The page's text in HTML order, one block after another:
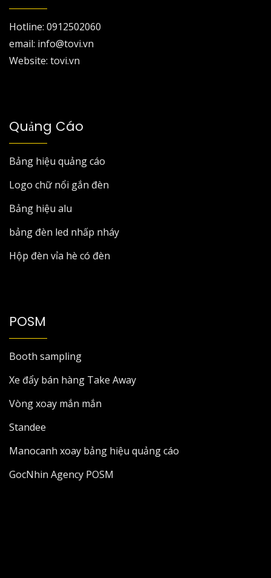
Hotline: 0912502060
email: info@tovi.vn
Website: tovi.vn
Quảng Cáo
Bảng hiệu quảng cáo
Logo chữ nổi gắn đèn
Bảng hiệu alu
bảng đèn led nhấp nháy
Hộp đèn vỉa hè có đèn
POSM
Booth sampling
Xe đẩy bán hàng Take Away
Vòng xoay mắn mắn
Standee
Manocanh xoay bảng hiệu quảng cáo
GocNhin Agency POSM